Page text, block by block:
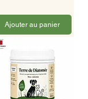
Ajouter au panier